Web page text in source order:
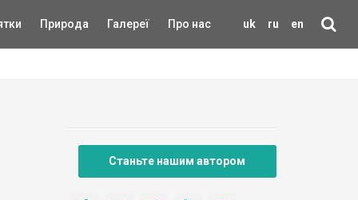
uk ru en
Природа Галереї Про нас
Станьте нашим автором